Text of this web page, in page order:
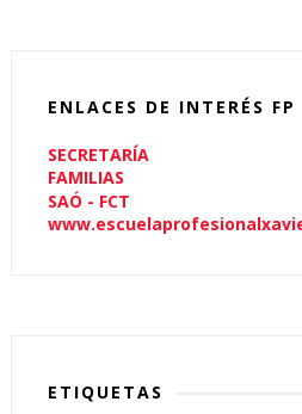
ENLACES DE INTERÉS FP
SECRETARÍA
FAMILIAS
SAÓ - FCT
ETIQUETAS